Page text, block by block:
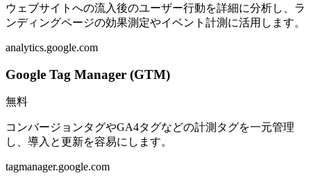
ウェブサイトへの流入後のユーザー行動を詳細に分析し、ラ
ンディングページの効果測定やイベント計測に活用します。
analytics.google.com
Google Tag Manager (GTM)
無料
コンバージョンタグやGA4タグなどの計測タグを一元管理
し、導入と更新を容易にします。
tagmanager.google.com